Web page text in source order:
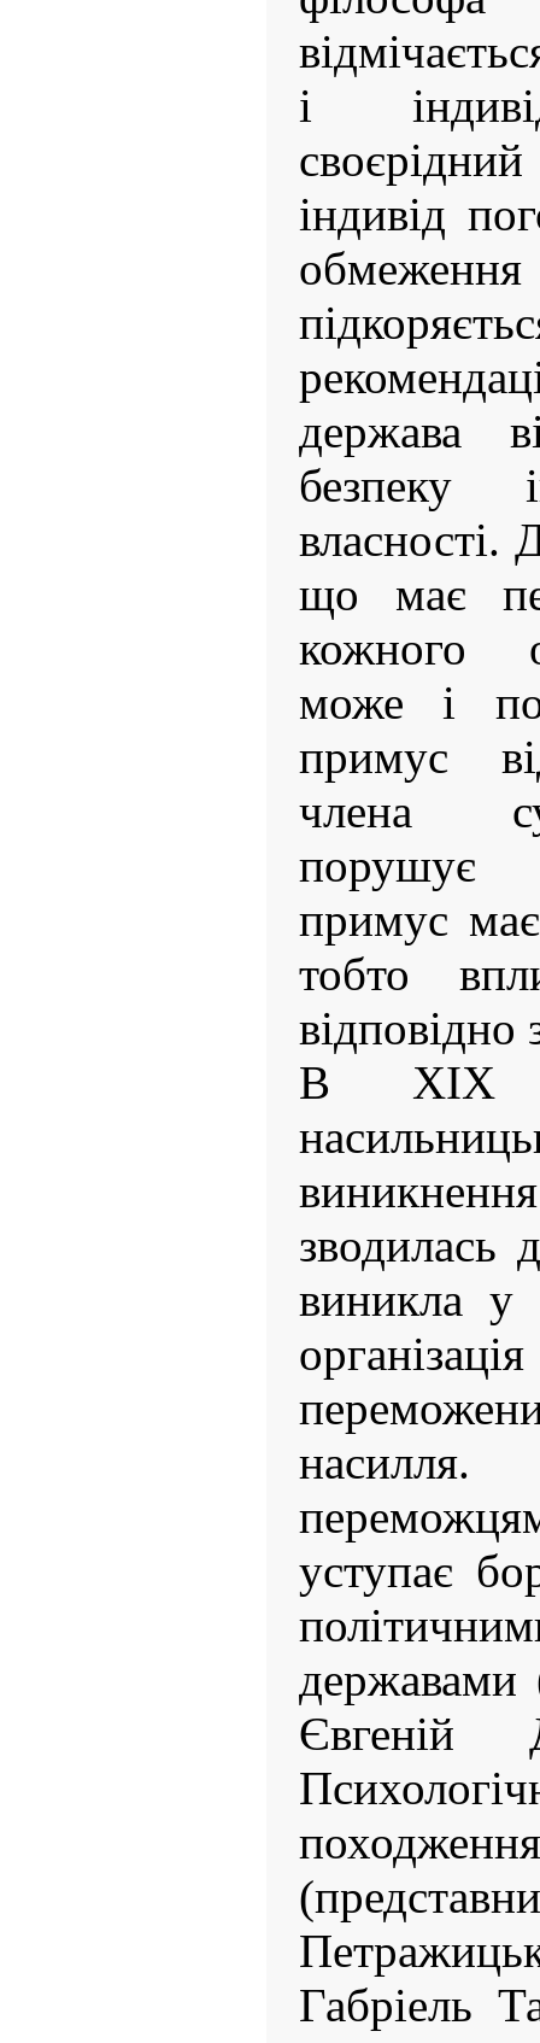
і
індивід
держава
безпеку
власності.
що має
кожного
може і
примус
члена
порушує
примус
тобто
відповідно
В XIX
зводилась
виникла у
уступає
державами
Габріель